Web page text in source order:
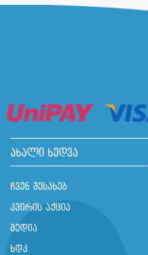
ახალი ხედვა
ჩვენ შესახებ
კვირის აქცია
მედია
ხდკ